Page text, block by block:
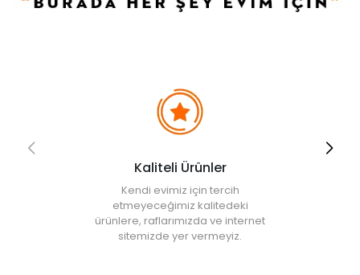
Kaliteli Ürünler
Kendi evimiz için tercih
etmeyeceğimiz kalitedeki
ürünlere, raflarımızda ve internet
sitemizde yer vermeyiz.